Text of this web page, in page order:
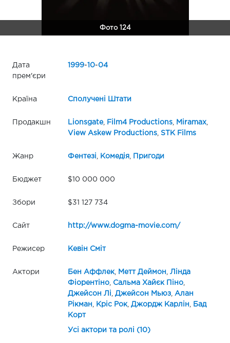
Фото 124
Дата
прем'єри
1999-10-04
Країна Сполучені Штати
Продакшн Lionsgate, Film4 Productions, Miramax,
View Askew Productions, STK Films
Жанр Фентезі Комедія, Пригоди
Бюджет $10 000 000
Збори $31 127 734
Сайт http://www.dogma-movie.com/
Режисер Кевін Сміт
Актори Бен Аффлек, Метт Деймон
Лінда
Фіорентіно, Сальма Хайєк Піно,
Джейсон Лі
Джейсон Мьюз,
Алан
Рікман
Кріс Рок, Джордж Карлін
Бад
Корт
Усі актори та ролі (10)